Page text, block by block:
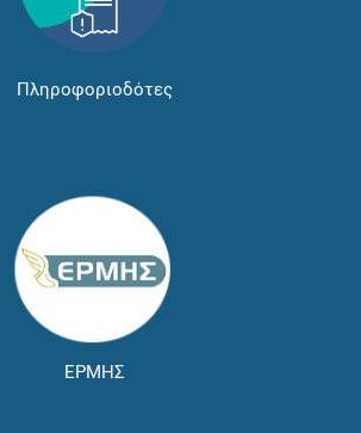
Πληροφοριοδότες
ΕΡΜΗΣ